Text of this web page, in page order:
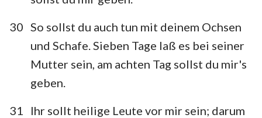
30 So sollst du auch tun mit deinem Ochsen
und Schafe. Sieben Tage laß es bei seiner
Mutter sein, am achten Tag sollst du mir's
geben.
31
Ihr sollt heilige Leute vor mir sein; darum